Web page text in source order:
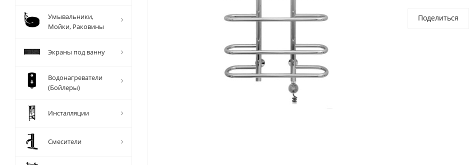
Поделиться
Умывальники,
Мойки, Раковины
Экраны под ванну
Водонагреватели
(Бойлеры)
Инсталляции
Смесители